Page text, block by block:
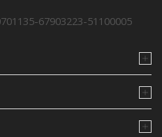
67903223-51100005